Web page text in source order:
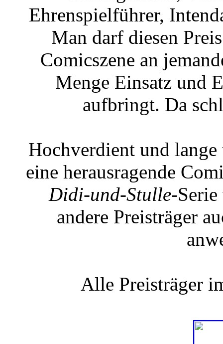
Ehrenspielführer,
Man darf diesen
Comicszene an
Menge Einsatz und
aufbringt. Da
Hochverdient und
eine herausragende
Didi-und-Stulle-
andere Preisträger
Alle Preisträger